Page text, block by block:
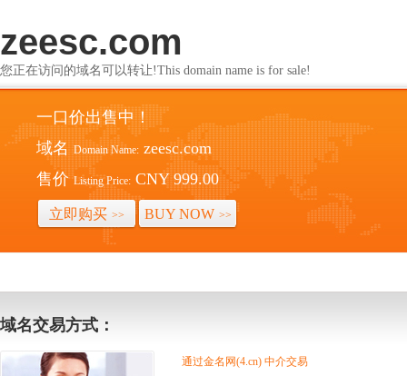
zeesc.com
您正在访问的域名可以转让!This domain name is for sale!
一口价出售中！
域名 Domain Name: zeesc.com
售价 Listing Price: CNY 999.00
立即购买 >> BUY NOW >>
域名交易方式：
通过金名网(4.cn) 中介交易